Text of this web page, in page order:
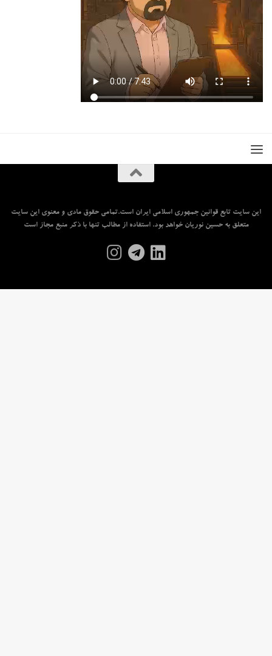
این سایت تابع قوانین جمهوری اسلامی ایران است.تمامی حقوق مادی و معنوی این سایت
متعلق به حسین نوریان خواهد بود. استفاده از مطالب تنها با ذکر منبع مجاز است